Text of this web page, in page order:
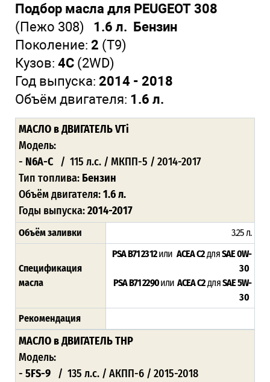
Подбор масла для PEUGEOT 308
(Пежо 308) 1.6 л. Бензин
Поколение: 2 (T9)
Кузов: 4C (2WD)
Год выпуска: 2014 - 2018
Объём двигателя: 1.6 л.
МАСЛО в ДВИГАТЕЛЬ VTi
Модель:
- N6A-C / 115 л.с. / МКПП-5 / 2014-2017
Тип топлива: Бензин
Объём двигателя:1.6 л.
Годы выпуска:2014-2017
Объём заливки 3.25 л.
Спецификация
масла
PSA B71 2312или ACEA C2дляSAE 0W-
30
PSA B71 2290или ACEA C2дляSAE 5W-
30
Рекомендация
МАСЛО в ДВИГАТЕЛЬ THP
Модель:
- 5FS-9 / 135 л.с. / АКПП-6 / 2015-2018